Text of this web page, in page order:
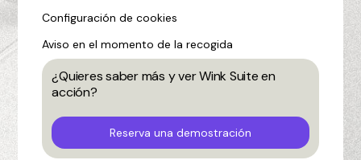
Configuración de cookies
Aviso en el momento de la recogida
¿Quieres saber más y ver Wink Suite en
acción?
Reserva una demostración